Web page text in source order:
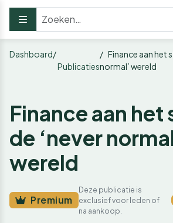
Dashboard
Publicaties
Finance aan het
normal’ wereld
Finance aan het
de ‘never
wereld
Premium
Deze publicatie is
exclusief voor leden of
na aankoop.